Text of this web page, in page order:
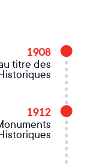
1908
titre des
1912